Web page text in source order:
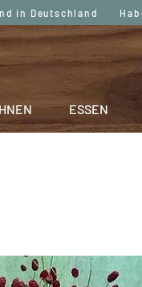
in Deutschland
ESSEN